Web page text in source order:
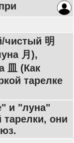
чистый 明
月),
皿 (Как
тарелке
и "луна"
тарелки, они